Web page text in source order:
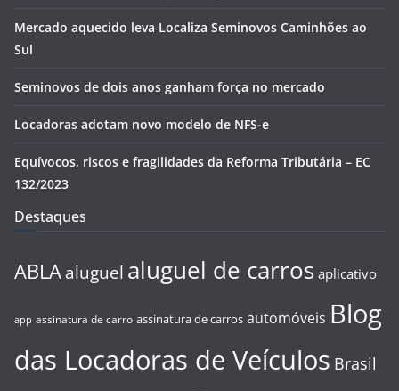
Mercado aquecido leva Localiza Seminovos Caminhões ao
Sul
Seminovos de dois anos ganham força no mercado
Locadoras adotam novo modelo de NFS-e
Equívocos, riscos e fragilidades da Reforma Tributária – EC
132/2023
Destaques
ABLA aluguel aluguel de carros aplicativo
app assinatura de carro assinatura de carros automóveis Blog
das Locadoras de Veículos Brasil